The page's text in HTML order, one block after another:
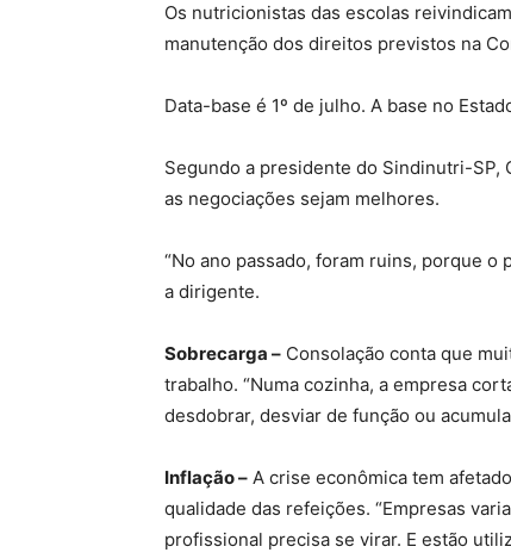
Os nutricionistas das escolas
manutenção dos direitos previstos na
Data-base é 1º de julho. A base no
Segundo a presidente do Sindinutri-SP,
as negociações sejam melhores.
“No ano passado, foram ruins, porque o
a dirigente.
Sobrecarga – Consolação conta que
trabalho. “Numa cozinha, a empresa
desdobrar, desviar de função ou
Inflação – A crise econômica tem
qualidade das refeições. “Empresas
profissional precisa se virar. E estão